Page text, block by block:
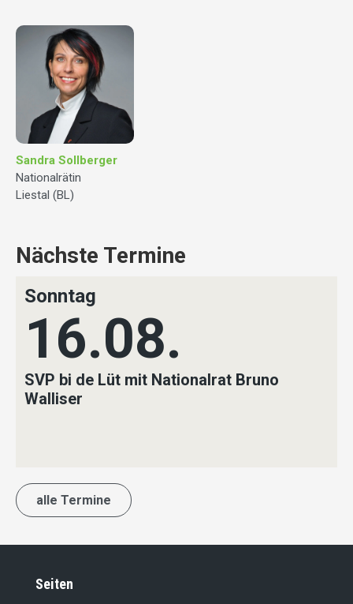
Sandra Sollberger
Nationalrätin
Liestal (BL)
Nächste Termine
Sonntag
16.08.
SVP bi de Lüt mit Nationalrat Bruno
Walliser
alle Termine
Seiten